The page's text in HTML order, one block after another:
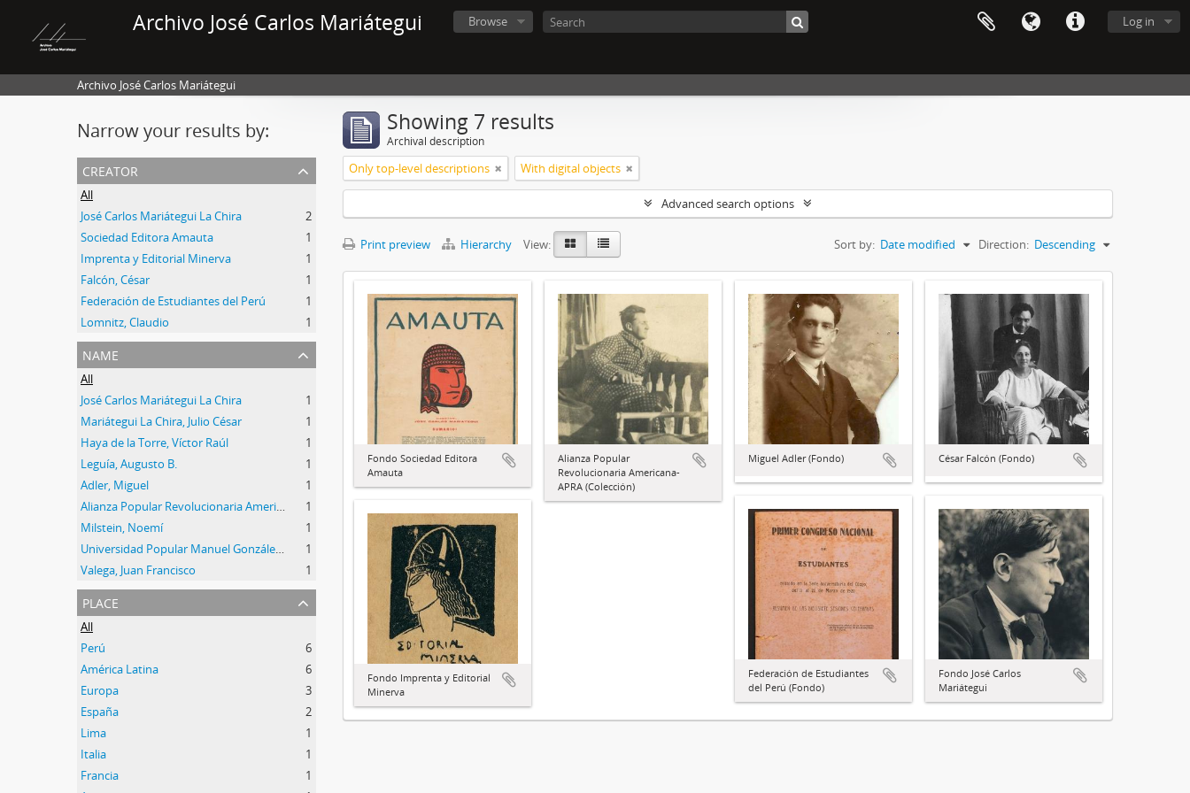
Archivo José Carlos Mariátegui Log in
Browse
Archivo José Carlos Mariátegui
Narrow your results by:
creator
All
José Carlos Mariátegui La Chira
2
Sociedad Editora Amauta
1
Imprenta y Editorial Minerva
1
Falcón, César
1
Federación de Estudiantes del Perú
1
Lomnitz, Claudio
1
name
All
José Carlos Mariátegui La Chira
1
Mariátegui La Chira, Julio César
1
Haya de la Torre, Víctor Raúl
1
Leguía, Augusto B.
1
Adler, Miguel
1
Alianza Popular Revolucionaria Americana (APRA)
1
Milstein, Noemí
1
Universidad Popular Manuel González Prada
1
Valega, Juan Francisco
1
place
All
Perú
6
América Latina
6
Europa
3
España
2
Lima
1
Italia
1
Francia
1
Showing 7 results
Archival description
Only top-level descriptions With digital objects
Advanced search options
Print preview Hierarchy View: Sort by: Date modified Direction: Descending
Fondo Sociedad Editora
Amauta
Alianza Popular
Revolucionaria Americana-
APRA (Colección)
Miguel Adler (Fondo) César Falcón (Fondo)
Federación de Estudiantes
del Perú (Fondo)
Fondo José Carlos
Mariátegui
Fondo Imprenta y Editorial
Minerva